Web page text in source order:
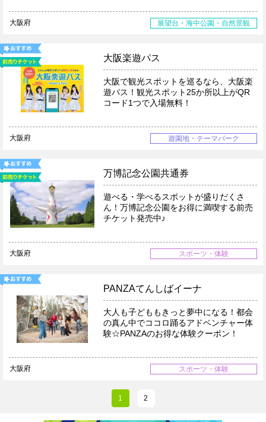
大阪府 展望台・海中公園・自然景観
大阪楽遊パス
大阪で観光スポットを巡るなら、大阪楽
遊パス！観光スポット25か所以上がQR
コード1つで入場無料！
大阪府 遊園地・テーマパーク
万博記念公園共通券
遊べる・学べるスポットが盛りだくさ
ん！万博記念公園をお得に満喫する前売
チケット発売中♪
大阪府 スポーツ・体験
PANZAてんしばイーナ
大人も子どももきっと夢中になる！都会
の真ん中でココロ踊るアドベンチャー体
験☆PANZAのお得な体験クーポン！
大阪府 スポーツ・体験
1 2